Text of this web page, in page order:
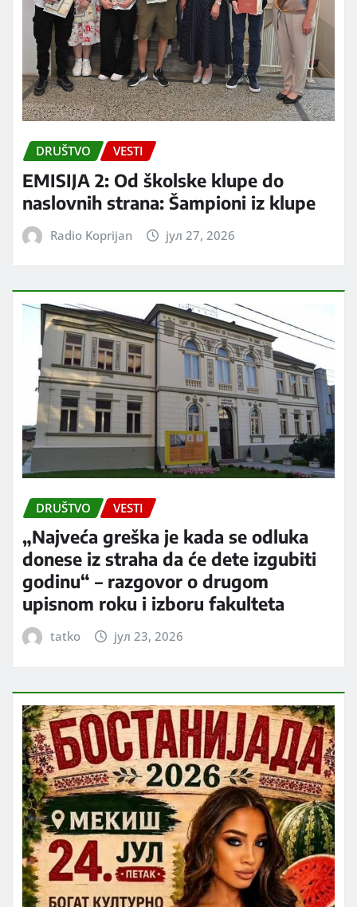
DRUŠTVO VESTI
EMISIJA 2: Od školske klupe do
naslovnih strana: Šampioni iz klupe
Radio Koprijan јул 27, 2026
DRUŠTVO VESTI
„Najveća greška je kada se odluka
donese iz straha da će dete izgubiti
godinu“ – razgovor o drugom
upisnom roku i izboru fakulteta
tatko јул 23, 2026